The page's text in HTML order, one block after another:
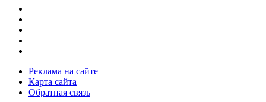
Реклама на сайте
Карта сайта
Обратная связь